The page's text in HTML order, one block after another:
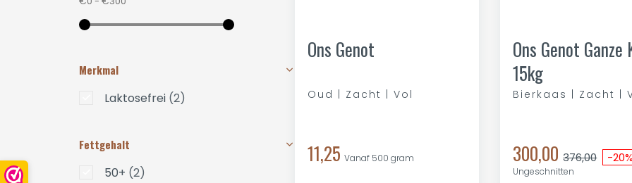
Ons Genot
Oud | Zacht | Vol
11,25 Vanaf 500 gram
Ons Genot Ganze
15kg
Bierkaas | Zacht |
300,00 376,00 -20%
Ungeschnitten
Merkmal
Laktosefrei (2)
Fettgehalt
50+ (2)